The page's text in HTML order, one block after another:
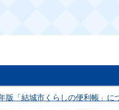
版「結城市くらしの便利帳」に